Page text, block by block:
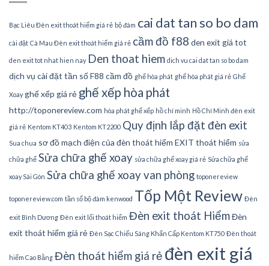
Bạc Liêu Đèn exit thoát hiểm giá rẻ bộ đàm cai dat tan so bo dam
cài đặt Cà Mau Đèn exit thoát hiểm giá rẻ cầm đồ f88 den exit giá tot
den exit tot nhat hien nay Den thoat hiem dich vu cai dat tan so bo dam
dịch vụ cài đặt tần sốF88 cầm đồ ghế hòa phát ghế hòa phát giá rẻ Ghế
Xoay ghế xếp giá rẻ ghế xếp hòa phát
http://toponereview.com hòa phát ghế xếp hồ chí minh Hồ Chí Minh đèn exit
giá rẻ Kentom KT403 Kentom KT2200 Quy định lắp đặt đèn exit
Sua chua sơ đồ mạch điện của đèn thoát hiểm EXIT thoát hiểm sửa
chữa ghế Sửa chữa ghế xoay sửa chữa ghế xoay giá rẻ Sửa chữa ghế
xoay Sài Gòn Sửa chữa ghế xoay van phòng toponereview
toponereview.com tần số bộ đàm kenwood Tốp Một Review Đèn
exit Bình Dương Đèn exit lối thoát hiểm Đèn exit thoát HiểmĐèn
exit thoát hiểm giá rẻ Đèn Sạc Chiếu Sáng Khẩn Cấp Kentom KT750 Đèn thoát
hiểm Cao Bằng Đèn thoát hiểm giá rẻ đèn exit giá